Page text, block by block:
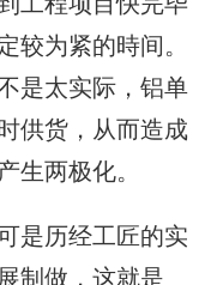
为紧的時间。
是太实际，铝单
供货，从而造成
两极化。
历经工匠的实
制做，这就是